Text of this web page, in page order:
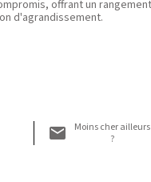
offrant un rangement
d'agrandissement.
Moins cher ailleurs
?